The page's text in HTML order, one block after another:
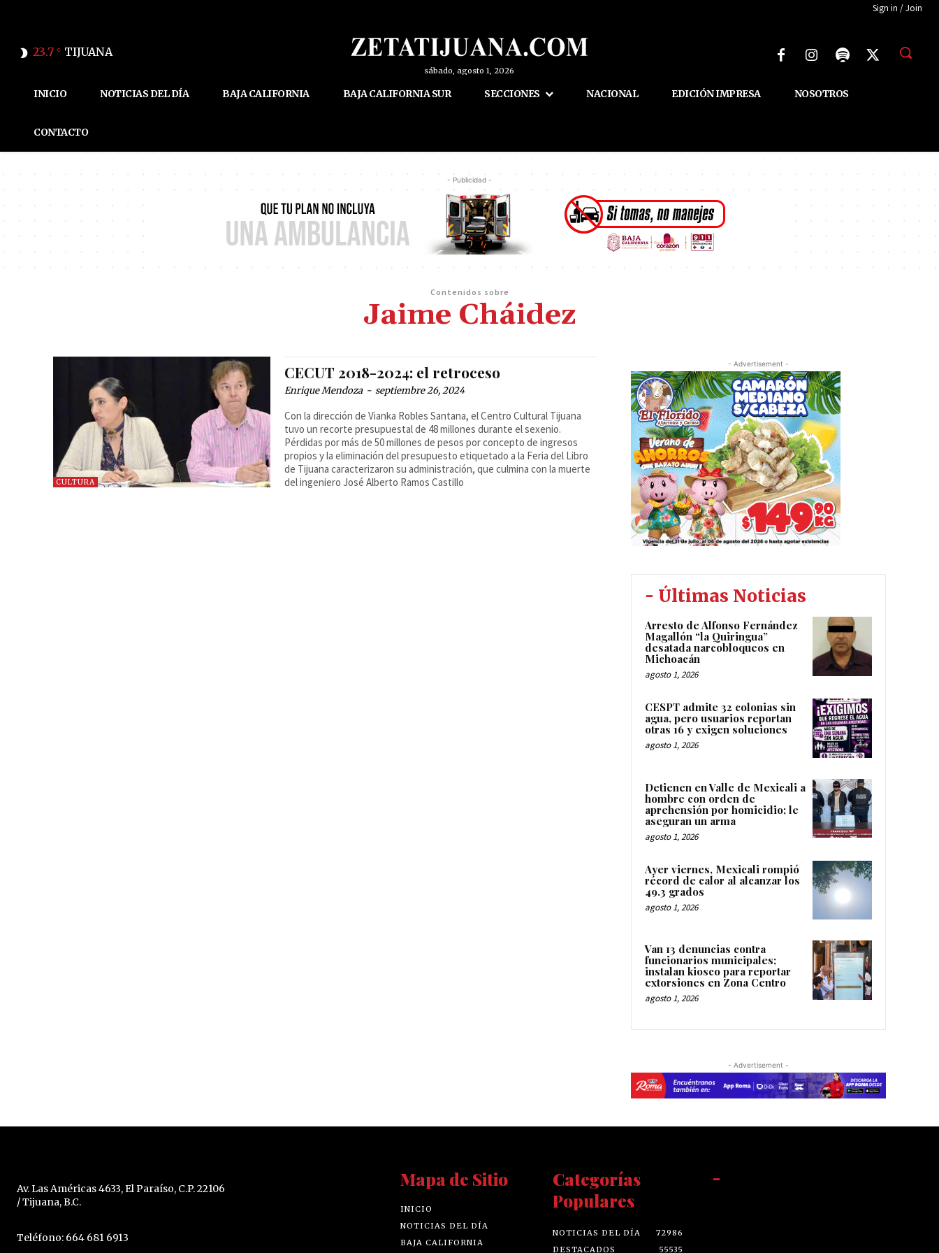
Sign in / Join
23.7 C TIJUANA
sábado, agosto 1, 2026
INICIO NOTICIAS DEL DÍA BAJA CALIFORNIA BAJA CALIFORNIA SUR SECCIONES NACIONAL EDICIÓN IMPRESA NOSOTROS
CONTACTO
- Publicidad -
Contenidos sobre
Jaime Cháidez
CULTURA
CECUT 2018-2024: el retroceso
Enrique Mendoza - septiembre 26, 2024
Con la dirección de Vianka Robles Santana, el Centro Cultural Tijuana
tuvo un recorte presupuestal de 48 millones durante el sexenio.
Pérdidas por más de 50 millones de pesos por concepto de ingresos
propios y la eliminación del presupuesto etiquetado a la Feria del Libro
de Tijuana caracterizaron su administración, que culmina con la muerte
del ingeniero José Alberto Ramos Castillo
- Advertisement -
- Últimas Noticias
Arresto de Alfonso Fernández
Magallón “la Quiringua”
desatada narcobloqueos en
Michoacán
agosto 1, 2026
CESPT admite 32 colonias sin
agua, pero usuarios reportan
otras 16 y exigen soluciones
agosto 1, 2026
Detienen en Valle de Mexicali a
hombre con orden de
aprehensión por homicidio; le
aseguran un arma
agosto 1, 2026
Ayer viernes, Mexicali rompió
récord de calor al alcanzar los
49.3 grados
agosto 1, 2026
Van 13 denuncias contra
funcionarios municipales;
instalan kiosco para reportar
extorsiones en Zona Centro
agosto 1, 2026
- Advertisement -
Av. Las Américas 4633, El Paraíso, C.P. 22106
/ Tijuana, B.C.
Teléfono: 664 681 6913
Mapa de Sitio
INICIO
NOTICIAS DEL DÍA
BAJA CALIFORNIA
Categorías
Populares
NOTICIAS DEL DÍA
72986
DESTACADOS
55535
-